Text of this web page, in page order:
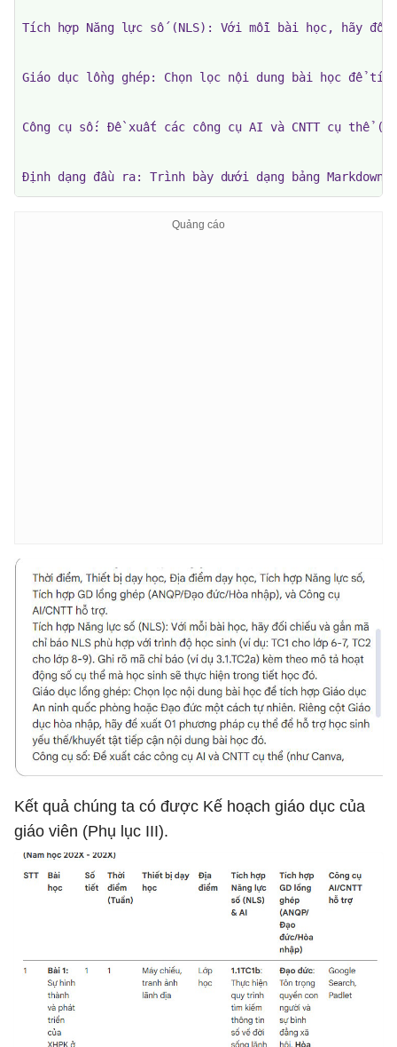
Tích hợp Năng lực số (NLS): Với mỗi bài học, hãy
Giáo dục lồng ghép: Chọn lọc nội dung bài học để
Công cụ số: Đề xuất các công cụ AI và CNTT cụ thể
Định dạng đầu ra: Trình bày dưới dạng bảng
Kết quả chúng ta có được Kế hoạch giáo dục của
giáo viên (Phụ lục III).